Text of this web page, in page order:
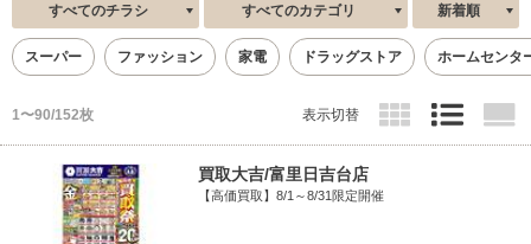
すべてのチラシ すべてのカテゴリ 新着順
スーパー ファッション 家電 ドラッグストア ホームセンタ
1〜90/152枚 表示切替
買取大吉/富里日吉台店
【高価買取】8/1～8/31限定開催